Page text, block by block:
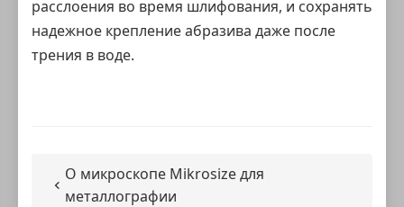
расслоения во время шлифования, и сохранять
надежное крепление абразива даже после
трения в воде.
О микроскопе Mikrosize для
металлографии